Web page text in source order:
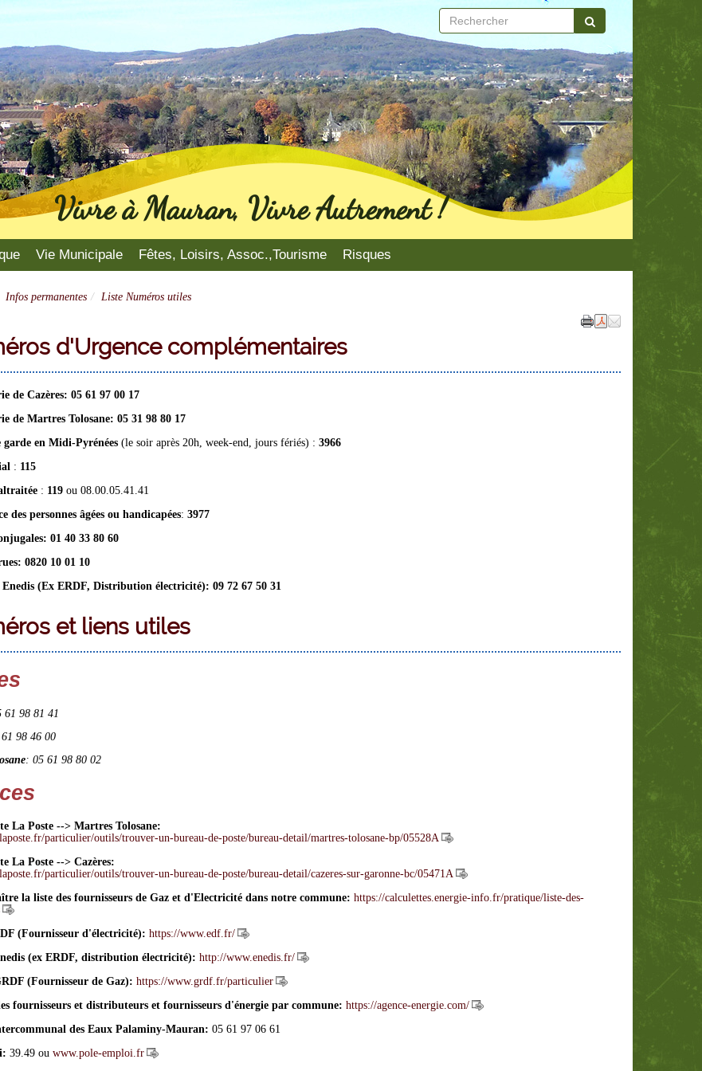
Vivre à Mauran, Vivre Autrement !
Vie Municipale Fêtes, Loisirs, Assoc.,Tourisme Risques
Infos permanentes Liste Numéros utiles
d'Urgence complémentaires
de Cazères: 05 61 97 00 17
de Martres Tolosane: 05 31 98 80 17
garde en Midi-Pyrénées(le soir après 20h, week-end, jours fériés) : 3966
: 115
: 119ou 08.00.05.41.41
des personnes âgées ou handicapées: 3977
01 40 33 80 60
0820 10 01 10
Enedis (Ex ERDF, Distribution électricité): 09 72 67 50 31
et liens utiles
61 98 81 41
98 46 00
: 05 61 98 80 02
La Poste --> Martres Tolosane:
particulier/outils/trouver-un-bureau-de-poste/bureau-detail/martres-tolosane-bp/05528A
La Poste --> Cazères:
particulier/outils/trouver-un-bureau-de-poste/bureau-detail/cazeres-sur-garonne-bc/05471A
la liste des fournisseurs de Gaz et d'Electricité dans notre commune: https://calculettes.energie-info.fr/pratique/liste-des-
(Fournisseur d'électricité): https://www.edf.fr/
(ex ERDF, distribution électricité): http://www.enedis.fr/
(Fournisseur de Gaz): https://www.grdf.fr/particulier
fournisseurs et distributeurs et fournisseurs d'énergie par commune: https://agence-energie.com/
des Eaux Palaminy-Mauran: 05 61 97 06 61
39.49 ou www.pole-emploi.fr